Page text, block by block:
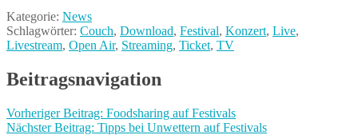
Kategorie: News
Schlagwörter: Couch, Download, Festival, Konzert, Live,
Livestream, Open Air, Streaming, Ticket, TV
Beitragsnavigation
Vorheriger Beitrag: Foodsharing auf Festivals
Nächster Beitrag: Tipps bei Unwettern auf Festivals